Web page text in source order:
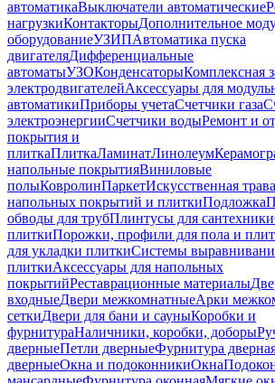
автоматикаВыключатели автоматические
нагрузкиКонтакторыДополнительное
оборудованиеУЗИПАвтоматика пуска
двигателяДифференциальные
автоматыУЗОКонденсаторыКомплексная
электродвигателейАксессуары для
автоматикиПриборы учетаСчетчики газа
электроэнергииСчетчики водыРемонт и
покрытия и
плиткаПлиткаЛаминатЛинолеум
напольные покрытияВиниловые
полыКовролинПаркетИскусственная трава
напольных покрытий и плиткиПодложка
обводы для трубПлинтусы для сантехники
плиткиПорожки, профили для пола и
для укладки плиткиСистемы
плиткиАксессуары для напольных
покрытийРеставрационные материалы
входныеДвери межкомнатныеАрки
сеткиДвери для бани и сауныКоробки и
фурнитураНаличники, коробки, доборы
дверныеПетли дверныеФурнитура
дверныеОкна и подоконникиОкна